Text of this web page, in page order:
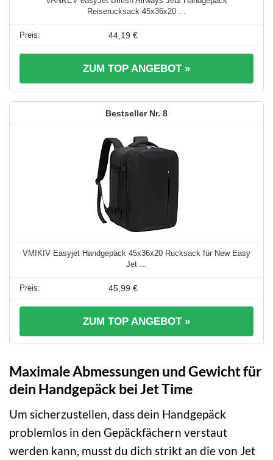
Reiserucksack 45x36x20 ...
44,19 €
ZUM TOP ANGEBOT »
8
VMIKIV Easyjet Handgepäck 45x36x20 Rucksack für New Easy
Jet ...
45,99 €
ZUM TOP ANGEBOT »
Maximale Abmessungen und Gewicht für
dein Handgepäck bei Jet Time
Um sicherzustellen, dass dein Handgepäck
problemlos in den Gepäckfächern verstaut
werden kann, musst du dich strikt an die von Jet